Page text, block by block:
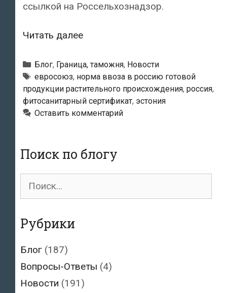
ссылкой на Россельхознадзор.
Читать далееРоссельхознадзор
ввоз
в
Россию
растительной
продукции
5
кг
Рубрики
Блог, Граница, таможня, Новости
Метки
евросоюз, норма ввоза в россию готовой
продукции растительного происхождения, россия,
фитосанитарный сертификат, эстония
Оставить комментарий
Поиск по блогу
Поиск
Рубрики
Блог (187)
Вопросы-Ответы (4)
Новости (191)